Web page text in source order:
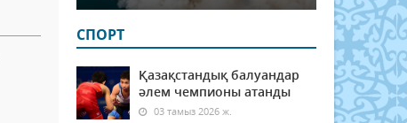
СПОРТ
Қазақстандық балуандар
әлем чемпионы атанды
03 тамыз 2026 ж.